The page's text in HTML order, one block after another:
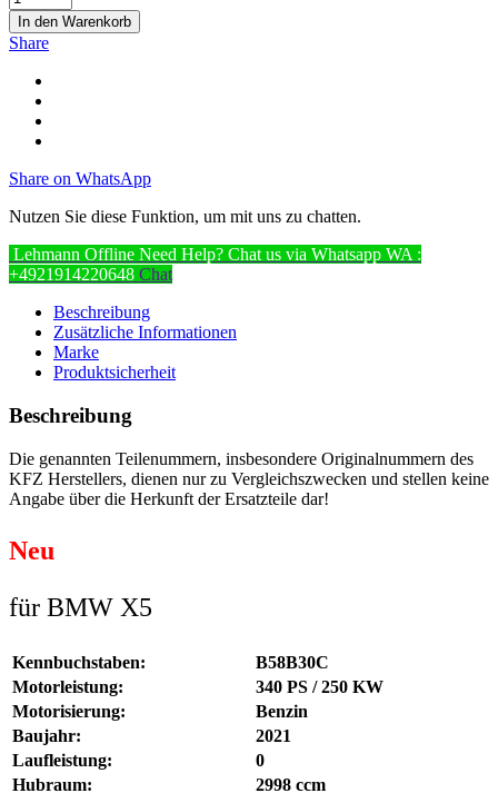
In den Warenkorb
Share
Share on WhatsApp
Nutzen Sie diese Funktion, um mit uns zu chatten.
Lehmann Offline Need Help? Chat us via Whatsapp WA :
+4921914220648 Chat
Beschreibung
Zusätzliche Informationen
Marke
Produktsicherheit
Beschreibung
Die genannten Teilenummern, insbesondere Originalnummern des
KFZ Herstellers, dienen nur zu Vergleichszwecken und stellen keine
Angabe über die Herkunft der Ersatzteile dar!
Neu
für BMW X5
Kennbuchstaben:
B58B30C
Motorleistung:
340 PS / 250 KW
Motorisierung:
Benzin
Baujahr:
2021
Laufleistung:
0
Hubraum:
2998 ccm